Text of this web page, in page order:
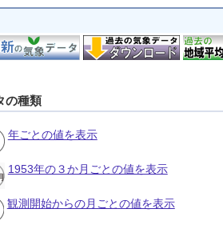
の種類
年ごとの値を表示
1953年の３か月ごとの値を表示
観測開始からの月ごとの値を表示